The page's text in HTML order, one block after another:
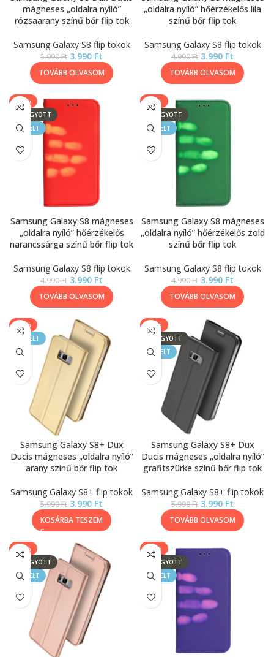
mágneses „oldalra nyíló”
rózsaarany színű bőr flip tok
Samsung Galaxy S8 flip tokok
5.990Ft 3.990 Ft
TOVÁBB OLVASOM
„oldalra nyíló” hőérzékelős lila
színű bőr flip tok
Samsung Galaxy S8 flip tokok
4.990Ft 3.990 Ft
TOVÁBB OLVASOM
-20%
ELFOGYOTT
KIEMELT
Samsung Galaxy S8 mágneses
„oldalra nyíló” hőérzékelős
narancssárga színű bőr flip tok
Samsung Galaxy S8 flip tokok
4.990Ft 3.990 Ft
TOVÁBB OLVASOM
-20%
ELFOGYOTT
KIEMELT
Samsung Galaxy S8 mágneses
„oldalra nyíló” hőérzékelős zöld
színű bőr flip tok
Samsung Galaxy S8 flip tokok
4.990Ft 3.990 Ft
TOVÁBB OLVASOM
-33%
KIEMELT
Samsung Galaxy S8+ Dux
Ducis mágneses „oldalra nyíló”
arany színű bőr flip tok
Samsung Galaxy S8+ flip tokok
5.990Ft 3.990 Ft
KOSÁRBA TESZEM
-33%
ELFOGYOTT
KIEMELT
Samsung Galaxy S8+ Dux
Ducis mágneses „oldalra nyíló”
grafitszürke színű bőr flip tok
Samsung Galaxy S8+ flip tokok
5.990Ft 3.990 Ft
TOVÁBB OLVASOM
-33%
ELFOGYOTT
KIEMELT
-20%
ELFOGYOTT
KIEMELT